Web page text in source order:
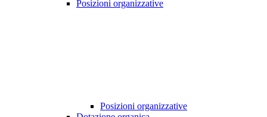
Posizioni organizzative
Posizioni organizzative